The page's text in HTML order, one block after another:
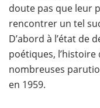
doute pas que leur
rencontrer un tel
D’abord à l’état de
poétiques,
nombreuses
en 1959.